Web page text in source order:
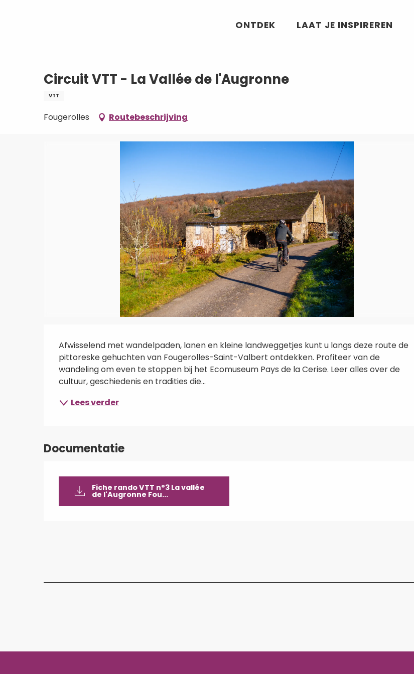
ONTDEK LAAT JE INSPIREREN
Circuit VTT - La Vallée de l'Augronne
VTT
Fougerolles Routebeschrijving
Beschrijving
Afwisselend met wandelpaden, lanen en kleine landweggetjes kunt u langs deze route de
pittoreske gehuchten van Fougerolles-Saint-Valbert ontdekken. Profiteer van de
wandeling om even te stoppen bij het Ecomuseum Pays de la Cerise. Leer alles over de
cultuur, geschiedenis en tradities die...
Lees verder
Documentatie
Fiche rando VTT n°3 La vallée
de l'Augronne Fou...